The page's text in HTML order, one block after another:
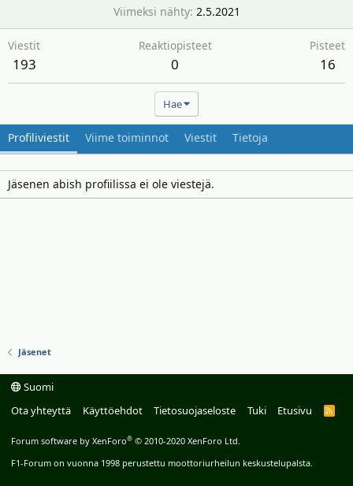
Viimeksi nähty 2.5.2021
Viestit
193
Reaktiopisteet
0
Pisteet
16
Hae
Profiliviestit Viime toiminnot Viestit Tietoja
Jäsenen abish profiilissa ei ole viestejä.
Jäsenet
Suomi
Ota yhteyttä
Käyttöehdot Tietosuojaseloste Tuki Etusivu
R
Forum software by XenForo® © 2010-2020 XenForo Ltd.
F1-Forum on vuonna 1998 perustettu moottoriurheilun keskustelupalsta.